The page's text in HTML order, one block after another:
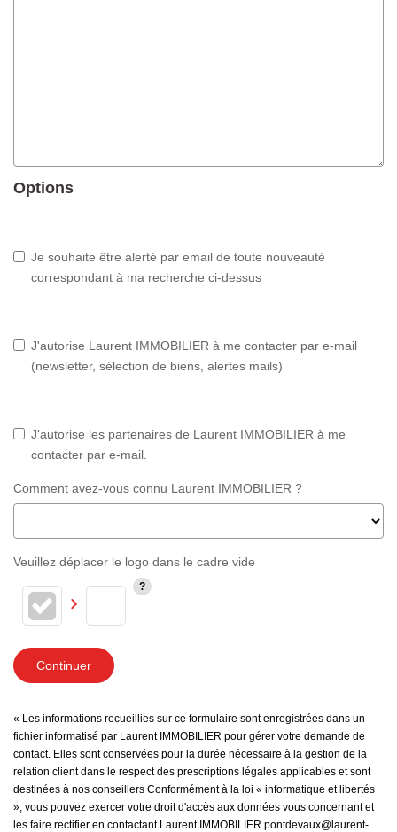
Options
Je souhaite être alerté par email de toute nouveauté
correspondant à ma recherche ci-dessus
J'autorise Laurent IMMOBILIER à me contacter par e-mail
(newsletter, sélection de biens, alertes mails)
J'autorise les partenaires de Laurent IMMOBILIER à me
contacter par e-mail.
Comment avez-vous connu Laurent IMMOBILIER ?
Veuillez déplacer le logo dans le cadre vide
Continuer
« Les informations recueillies sur ce formulaire sont enregistrées dans un
fichier informatisé par Laurent IMMOBILIER pour gérer votre demande de
contact. Elles sont conservées pour la durée nécessaire à la gestion de la
relation client dans le respect des prescriptions légales applicables et sont
destinées à nos conseillers Conformément à la loi « informatique et libertés
», vous pouvez exercer votre droit d'accès aux données vous concernant et
les faire rectifier en contactant Laurent IMMOBILIER pontdevaux@laurent-